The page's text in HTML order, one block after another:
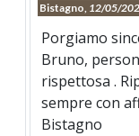
Bistagno, 12/05/
Porgiamo
Bruno,
rispettosa .
sempre con
Bistagno